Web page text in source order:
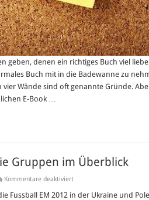
geben, denen ein richtiges Buch viel
Buch mit in die Badewanne zu
vier Wände sind oft genannte Gründe.
E-Book …
Gruppen im Überblick
Kommentare deaktiviertfür
2012:
Fussball EM 2012 in der Ukraine und